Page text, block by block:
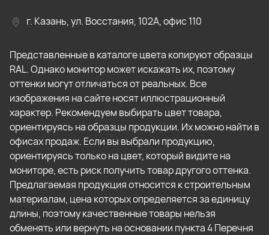
г. Казань, ул. Восстания, 102А, офис 110
Представленные в каталоге цвета копируют образцы
RAL. Однако монитор может искажать их, поэтому
оттенки могут отличаться от реальных. Все
изображения на сайте носят иллюстрационный
характер. Рекомендуем выбирать цвет товара,
ориентируясь на образцы продукции. Их можно найти в
офисах продаж. Если вы выбрали продукцию,
ориентируясь только на цвет, который видите на
мониторе, есть риск получить товар другого оттенка.
Предлагаемая продукция относится к строительным
материалам, цена которых определяется за единицу
длины, поэтому качественные товары нельзя
обменять или вернуть на основании пункта 4 Перечня